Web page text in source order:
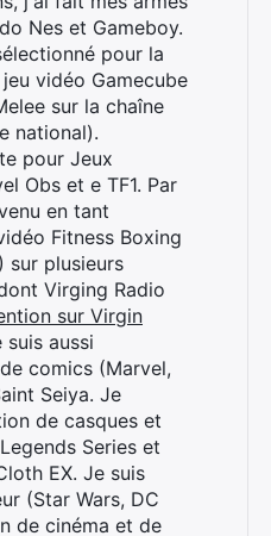
Nes et Gameboy.
pour la
vidéo Gamecube
sur la chaîne
national).
pour Jeux
Obs et e TF1. Par
en tant
Fitness Boxing
sur plusieurs
Virging Radio
sur Virgin
suis aussi
comics (Marvel,
Seiya. Je
de casques et
Series et
EX. Je suis
(Star Wars, DC
de cinéma et de